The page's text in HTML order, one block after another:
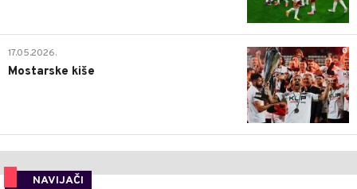
0
17.05.2026.
Mostarske kiše
NAVIJAČI